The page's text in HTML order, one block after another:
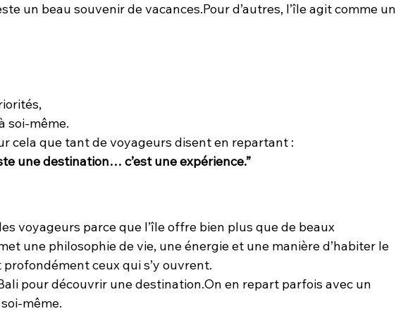
un beau souvenir de vacances.Pour d’autres, l’île agit comme un
soi-même.
cela que tant de voyageurs disent en repartant :
une destination… c’est une expérience.”
voyageurs parce que l’île offre bien plus que de beaux
une philosophie de vie, une énergie et une manière d’habiter le
ceux qui s’y ouvrent.
pour découvrir une destination.On en repart parfois avec un
même.